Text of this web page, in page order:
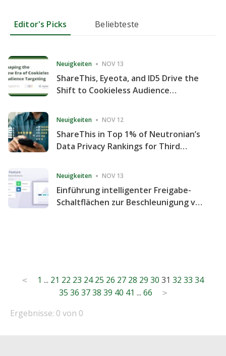
Editor's Picks Beliebteste
Neuigkeiten NOV 13
ShareThis, Eyeota, and ID5 Drive the
Shift to Cookieless Audience
Neuigkeiten NOV 12
ShareThis in Top 1% of Neutronian’s
Data Privacy Rankings for Third
Neuigkeiten NOV 13
Einführung intelligenter Freigabe-
Schaltflächen zur Beschleunigung von
Posts
pagination
< 1 ... 21 22 23 24 25 26 27 28 29 30 31 32 33 34
35 36 37 38 39 40 41 ... 66 >
Ergebnisse: 0 von 0